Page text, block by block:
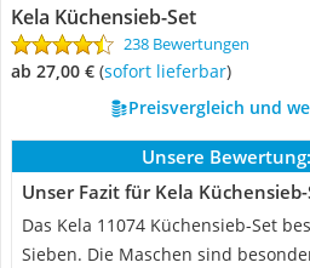
Kela Küchensieb-Set
238 Bewertungen
ab 27,00 € ( Sofort lieferbar)
Preisvergleich und
Unsere Bewertung:
Unser Fazit für Kela Küchensieb-
Das Kela 11074 Küchensieb-Set
Sieben. Die Maschen sind